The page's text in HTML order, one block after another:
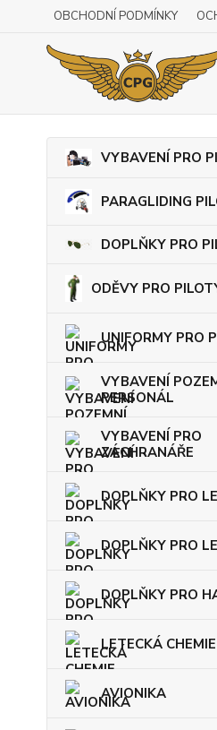
OBCHODNÍ PODMÍNKY
VYBAVENÍ PRO
PARAGLIDING
DOPLŇKY PRO
ODĚVY PRO
UNIFORMY PRO
VYBAVENÍ
PERSONÁL
VYBAVENÍ PRO
ZÁCHRANÁŘE
DOPLŇKY PRO
DOPLŇKY PRO
DOPLŇKY PRO
LETECKÁ CHEMIE
AVIONIKA